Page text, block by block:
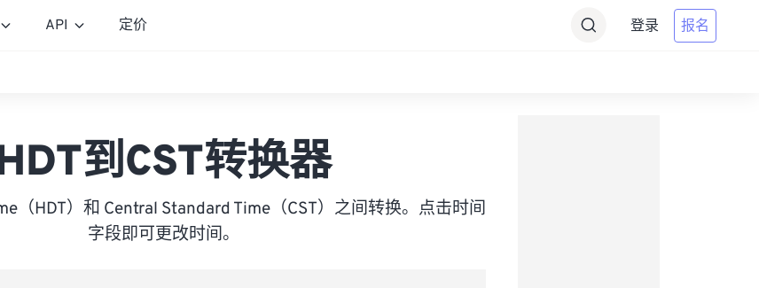
API 定价 登录 报名
到CST转换器
（HDT）和 Central Standard Time（CST）之间转换。点击时间
字段即可更改时间。